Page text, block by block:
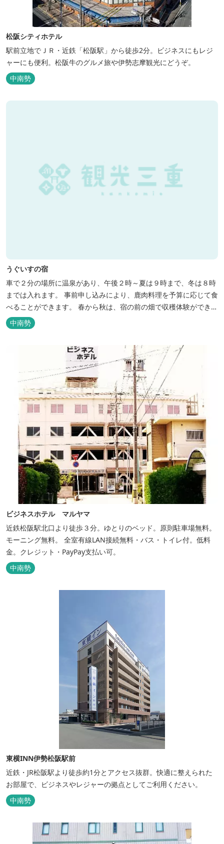
松阪シティホテル
駅前立地でＪＲ・近鉄「松阪駅」から徒歩2分。ビジネスにもレジ
ャーにも便利。松阪牛のグルメ旅や伊勢志摩観光にどうぞ。
中南勢
うぐいすの宿
車で２分の場所に温泉があり、午後２時～夏は９時まで、冬は８時
までは入れます。 事前申し込みにより、鹿肉料理を予算に応じて食
べることができます。 春から秋は、宿の前の畑で収穫体験ができ、
その野菜で夕食もできます。
中南勢
ビジネスホテル マルヤマ
近鉄松阪駅北口より徒歩３分。ゆとりのベッド。原則駐車場無料。
モーニング無料。 全室有線LAN接続無料・バス・トイレ付。低料
金。クレジット・PayPay支払い可。
中南勢
東横INN伊勢松阪駅前
近鉄・JR松阪駅より徒歩約1分とアクセス抜群。快適に整えられた
お部屋で、ビジネスやレジャーの拠点としてご利用ください。
中南勢